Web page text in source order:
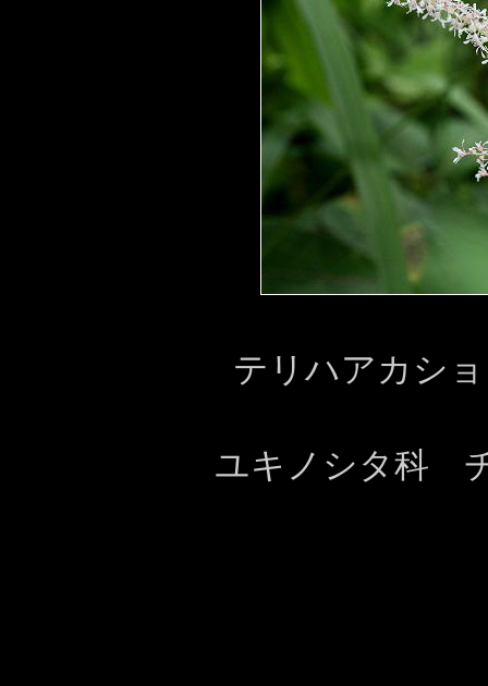
テリハアカシ
ユキノシタ